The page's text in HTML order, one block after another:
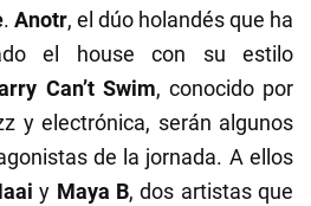
. Anotr, el dúo holandés que ha
el house con su estilo
Can’t Swim, conocido por
y electrónica, serán algunos
de la jornada. A ellos
y Maya B, dos artistas que